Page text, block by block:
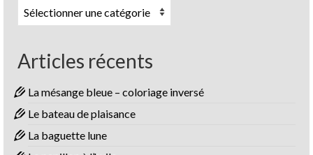
Catégories
Articles récents
La mésange bleue – coloriage inversé
Le bateau de plaisance
La baguette lune